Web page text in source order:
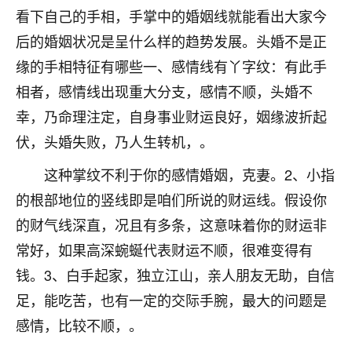
看下自己的手相，手掌中的婚姻线就能看出大家今
后的婚姻状况是呈什么样的趋势发展。头婚不是正
缘的手相特征有哪些一、感情线有丫字纹：有此手
相者，感情线出现重大分支，感情不顺，头婚不
幸，乃命理注定，自身事业财运良好，姻缘波折起
伏，头婚失败，乃人生转机，。
这种掌纹不利于你的感情婚姻，克妻。2、小指
的根部地位的竖线即是咱们所说的财运线。假设你
的财气线深直，况且有多条，这意味着你的财运非
常好，如果高深蜿蜒代表财运不顺，很难变得有
钱。3、白手起家，独立江山，亲人朋友无助，自信
足，能吃苦，也有一定的交际手腕，最大的问题是
感情，比较不顺，。
我也想找老师看看，有没有人给个联系方式的啊？
鹿森：慧来老师微信：gjsy0624
1天前 来自江西 12
青春168
2天前 来自山西 15
Jessica李
老师做不做超度法事？我想给我奶奶做超度，她今年
刚去世了。
七零老顽童：我母亲前年离世，刚开始我经常
做梦梦见她，后来也是朋友介绍，找到慧来老
师，安排了超度法事，做梦再也没有梦到过